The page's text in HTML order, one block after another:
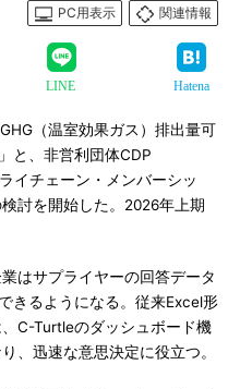
PC用表示
関連情報
LINE Hatena
（温室効果ガス）排出量可
と、非営利団体CDP
イチェーン・メンバーシッ
討を開始した。2026年上期
はサプライヤーの回答データ
きるようになる。従来Excel形
C-Turtleのダッシュボード機
、迅速な意思決定に役立つ。